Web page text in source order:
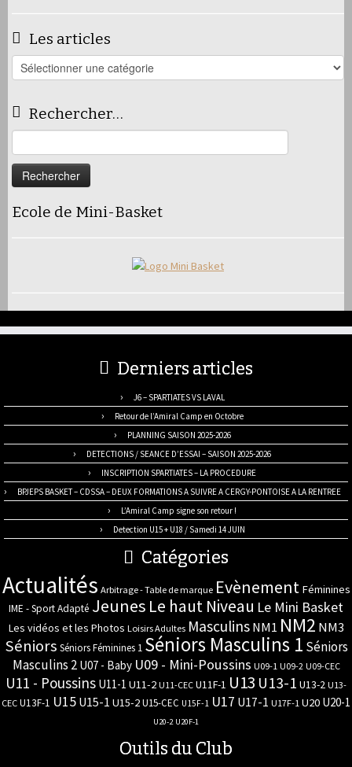
Les articles
Les
articles
Rechercher…
Ecole de Mini-Basket
Derniers articles
J6 – SPARTIATES VS LAVAL
Retour de l’Amiral Camp en Octobre
PLANNING SAISON 2025-2026
DETECTIONS / SEANCE D’ESSAI – SAISON 2025-2026
INSCRIPTION SPARTIATES – LA PROCEDURE
BPJEPS BASKET – CDSSA – DEUX FORMATIONS A SUIVRE A CERGY-PONTOISE A LA RENTREE
L’Amiral Camp signe son retour !
Detection U15 + U18 / Samedi 14 JUIN
Catégories
Actualités Arbitrage - Table de marque Evènement Féminines
IME - Sport Adapté Jeunes Le haut Niveau Le Mini Basket
Les vidéos et les Photos Loisirs Adultes Masculins NM1 NM2 NM3
Séniors Séniors Féminines 1 Séniors Masculins 1 Séniors
Masculins 2 U07 - Baby U09 - Mini-Poussins U09-1 U09-2 U09-CEC
U11 - Poussins U11-1 U11-2 U11-CEC U11F-1 U13 U13-1 U13-2 U13-
CEC U13F-1 U15 U15-1 U15-2U15-CEC U15F-1 U17 U17-1 U17F-1 U20 U20-1
U20-2 U20F-1
Outils du Club